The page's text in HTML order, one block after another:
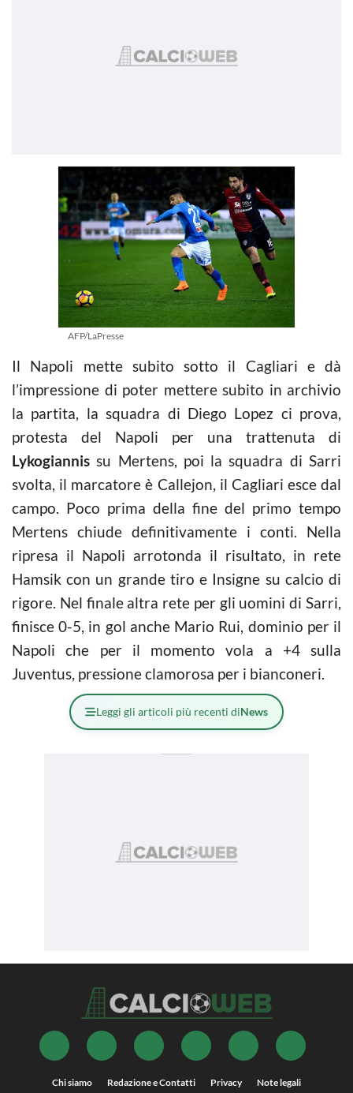
AFP/LaPresse
Il Napoli mette subito sotto il Cagliari e dà
l’impressione di poter mettere subito in archivio
la partita, la squadra di Diego Lopez ci prova,
protesta del Napoli per una trattenuta di
Lykogiannis su Mertens, poi la squadra di Sarri
svolta, il marcatore è Callejon, il Cagliari esce dal
campo. Poco prima della fine del primo tempo
Mertens chiude definitivamente i conti. Nella
ripresa il Napoli arrotonda il risultato, in rete
Hamsik con un grande tiro e Insigne su calcio di
rigore. Nel finale altra rete per gli uomini di Sarri,
finisce 0-5, in gol anche Mario Rui, dominio per il
Napoli che per il momento vola a +4 sulla
Juventus, pressione clamorosa per i bianconeri.
Leggi gli articoli più recenti diNews
Chi siamo Redazione e Contatti Privacy Note legali